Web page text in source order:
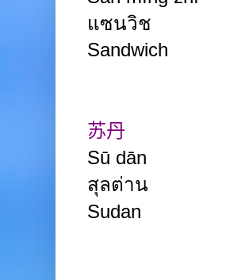
แซนวิช
Sandwich
苏丹
Sū dān
สุลต่าน
Sudan